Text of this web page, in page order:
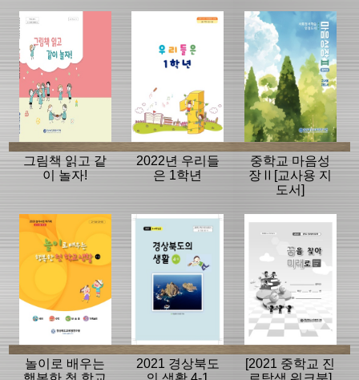
제 교사용 자료)
그림책 읽고 같
이 놀자!
2022년 우리들
은 1학년
중학교 마음성
장Ⅱ[교사용 지
도서]
놀이로 배우는
2021 경상북도
[2021 중학교 진